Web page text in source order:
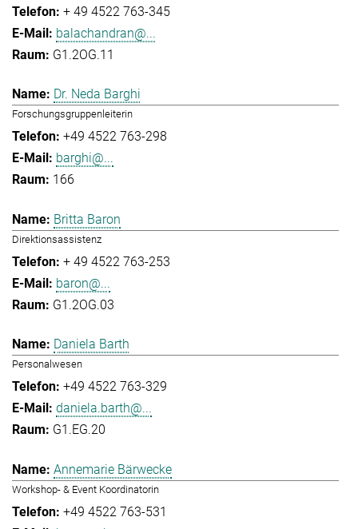
+ 49 4522 763-345
balachandran@...
G1.2OG.11
Dr. Neda Barghi
Forschungsgruppenleiterin
+49 4522 763-298
barghi@...
166
Britta Baron
Direktionsassistenz
+ 49 4522 763-253
baron@...
G1.2OG.03
Daniela Barth
Personalwesen
+49 4522 763-329
daniela.barth@...
G1.EG.20
Annemarie Bärwecke
Workshop- & Event Koordinatorin
+49 4522 763-531